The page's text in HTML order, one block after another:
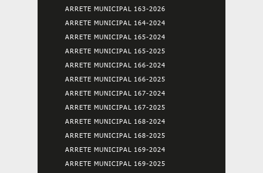
ARRETE MUNICIPAL 163-2026
ARRETE MUNICIPAL 164-2024
ARRETE MUNICIPAL 165-2024
ARRETE MUNICIPAL 165-2025
ARRETE MUNICIPAL 166-2024
ARRETE MUNICIPAL 166-2025
ARRETE MUNICIPAL 167-2024
ARRETE MUNICIPAL 167-2025
ARRETE MUNICIPAL 168-2024
ARRETE MUNICIPAL 168-2025
ARRETE MUNICIPAL 169-2024
ARRETE MUNICIPAL 169-2025